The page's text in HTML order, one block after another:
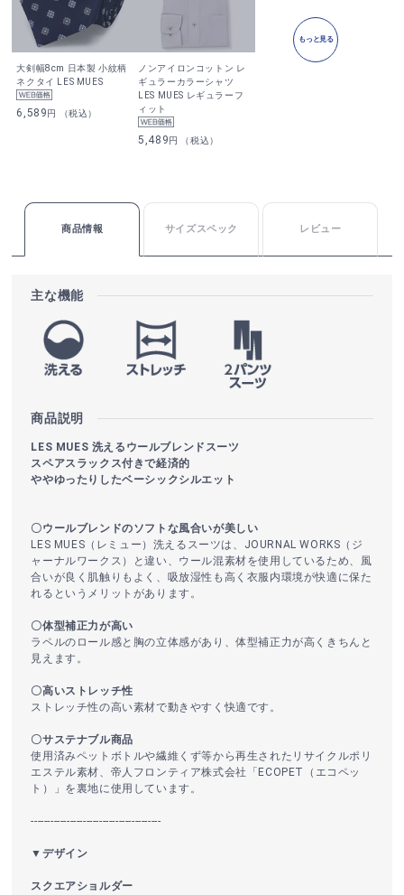
大剣幅8cm 日本製 小紋柄
ネクタイ LES MUES
6,589円 （税込）
ノンアイロンコットン レ
ギュラーカラーシャツ
LES MUES レギュラーフ
ィット
5,489円 （税込）
もっと見る
商品情報 サイズスペック レビュー
主な機能
商品説明
LES MUES 洗えるウールブレンドスーツ
スペアスラックス付きで経済的
ややゆったりしたベーシックシルエット
〇ウールブレンドのソフトな風合いが美しい
LES MUES（レミュー）洗えるスーツは、JOURNAL WORKS（ジ
ャーナルワークス）と違い、ウール混素材を使用しているため、風
合いが良く肌触りもよく、吸放湿性も高く衣服内環境が快適に保た
れるというメリットがあります。
〇体型補正力が高い
ラペルのロール感と胸の立体感があり、体型補正力が高くきちんと
見えます。
〇高いストレッチ性
ストレッチ性の高い素材で動きやすく快適です。
〇サステナブル商品
使用済みペットボトルや繊維くず等から再生されたリサイクルポリ
エステル素材、帝人フロンティア株式会社「ECOPET（エコペッ
ト）」を裏地に使用しています。
----------------------------------------
▼デザイン
スクエアショルダー